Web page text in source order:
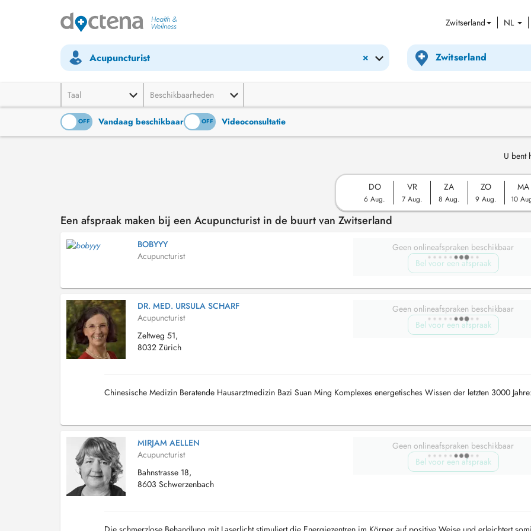
Zwitserland NL
×
Acupuncturist
Taal Beschikbaarheden
OFF Vandaag beschikbaar
ON OFF Videoconsultatie
U bent
DO
6 Aug.
VR
7 Aug.
ZA
8 Aug.
ZO
9 Aug.
MA
10
Een afspraak maken bij een Acupuncturist in de buurt van Zwitserland
BOBYYY
Acupuncturist
Geen onlineafspraken beschikbaar
Bel voor een afspraak
DR. MED. URSULA SCHARF
Acupuncturist
Zeltweg 51,
8032 Zürich
Geen onlineafspraken beschikbaar
Bel voor een afspraak
Chinesische Medizin Beratende Hausarztmedizin Bazi Suan Ming Komplexes energetisches Wissen der letzten 3000 Jahre:
MIRJAM AELLEN
Acupuncturist
Bahnstrasse 18,
8603 Schwerzenbach
Geen onlineafspraken beschikbaar
Bel voor een afspraak